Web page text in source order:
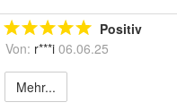
Positiv
Von: r***i 06.06.25
Mehr...